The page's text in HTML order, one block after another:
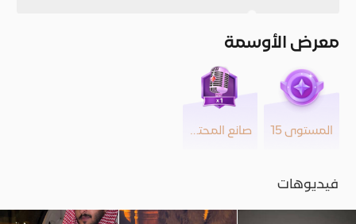
معرض الأوسمة
المستوى 15 صانع المحتوى
فيديوهات